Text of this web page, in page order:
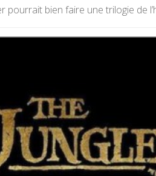
pourrait bien faire une trilogie de